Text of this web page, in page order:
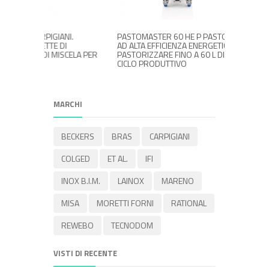
PASTOMASTER 60 HE P PASTORIZZATORE
AD ALTA EFFICIENZA ENERGETICA PER
PASTORIZZARE FINO A 60 L DI MISCELA PER
CICLO PRODUTTIVO
MARCHI
BECKERS BRAS
CARPIGIANI
COLGED
ET AL.
IFI
INOX B.I.M.
LAINOX
MARENO
MISA
MORETTI FORNI
RATIONAL
REWEBO
TECNODOM
VISTI DI RECENTE